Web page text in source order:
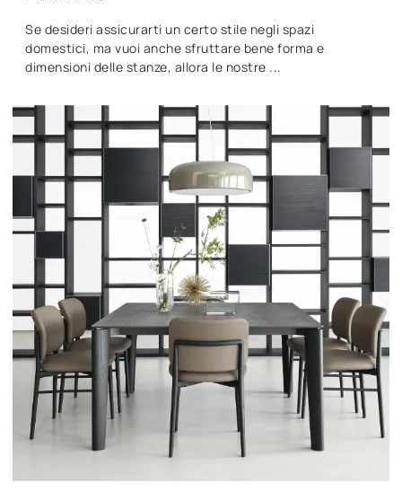
Se desideri assicurarti un certo stile negli spazi
domestici, ma vuoi anche sfruttare bene forma e
dimensioni delle stanze, allora le nostre ...